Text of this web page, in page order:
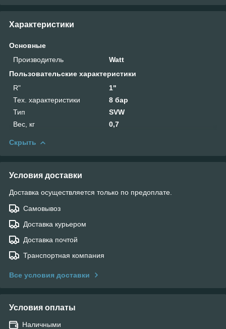
Характеристики
Основные
Производитель
Watt
Пользовательские характеристики
R"
1"
Тех. характеристики
8 бар
Тип
SVW
Вес, кг
0,7
Скрыть
Условия доставки
Доставка осуществляется только по предоплате.
Самовывоз
Доставка курьером
Доставка почтой
Транспортная компания
Все условия доставки
Условия оплаты
Наличными